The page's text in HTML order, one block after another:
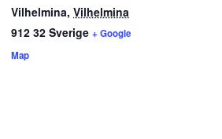
Vilhelmina, Vilhelmina
912 32 Sverige + Google
Map